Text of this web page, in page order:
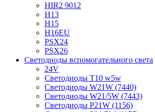
HIR2 9012
H13
H15
H16EU
PSX24
PSX26
Светодиоды вспомогательного света
24V
Светодиоды T10 w5w
Светодиоды W21W (7440)
Светодиоды W21/5W (7443)
Светодиоды P21W (1156)